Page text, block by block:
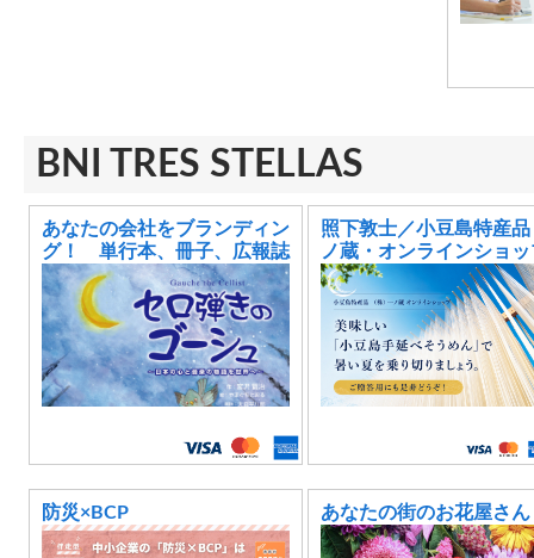
BNI TRES STELLAS
あなたの会社をブランディン
グ！ 単行本、冊子、広報誌
照下敦士／小豆島特産
ノ蔵・オンラインショッ
防災×BCP あなたの街のお花屋さん